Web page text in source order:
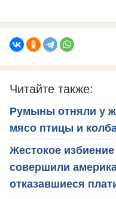
Читайте также:
Румыны отняли у
мясо птицы и
Жестокое
совершили
отказавшиеся